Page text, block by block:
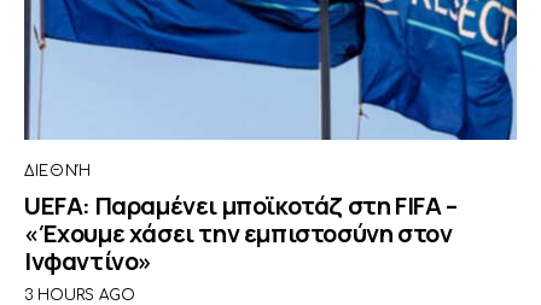
ΔΙΕΘΝΉ
UEFA: Παραμένει μποϊκοτάζ στη FIFA –
«Έχουμε χάσει την εμπιστοσύνη στον
Ινφαντίνο»
3 HOURS AGO